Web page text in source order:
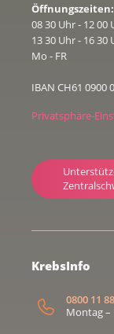
Öffnungszeiten:
08 30 Uhr - 12 00
13 30 Uhr - 16 30
Mo - FR
IBAN CH61 0900
Privatsphäre-
KrebsInfo
0800 11
Montag –